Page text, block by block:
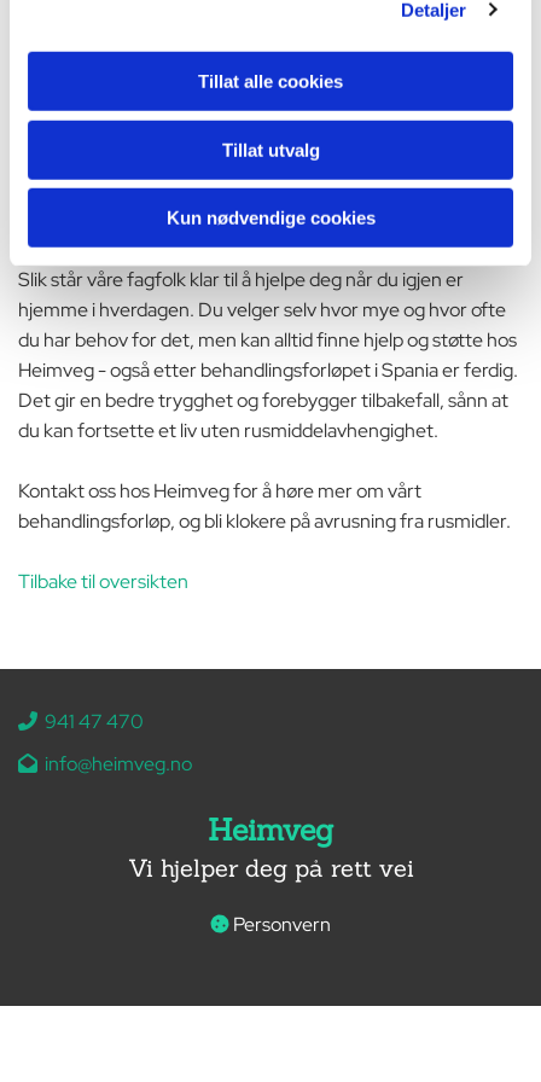
Detaljer
Tillat alle cookies
Tillat utvalg
Kun nødvendige cookies
Individuelt ettervern hjemme i Norge
ferdigbehandlet. Faktisk er det her jobben starter, og du skal
lære å stå på egne ben. Men du får naturligvis hjelp og støtte
til dette. Hos Heimveg tilbyr vi nemlig individuelt ettervern til
alle, og dette kan du anvende så lenge du trenger det.
Slik står våre fagfolk klar til å hjelpe deg når du igjen er
hjemme i hverdagen. Du velger selv hvor mye og hvor ofte
du har behov for det, men kan alltid finne hjelp og støtte hos
Heimveg - også etter behandlingsforløpet i Spania er ferdig.
Det gir en bedre trygghet og forebygger tilbakefall, sånn at
du kan fortsette et liv uten rusmiddelavhengighet.
Kontakt oss hos Heimveg for å høre mer om vårt
behandlingsforløp, og bli klokere på avrusning fra rusmidler.
Tilbake til oversikten
 941 47 470
 info@heimveg.no
Heimveg
Vi hjelper deg på rett vei
 Personvern